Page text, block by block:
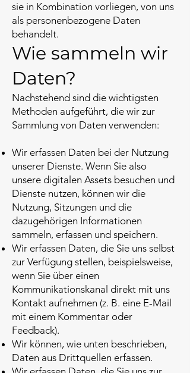
sie in Kombination vorliegen, von uns
als personenbezogene Daten
behandelt.
Wie sammeln wir
Daten?
Nachstehend sind die wichtigsten
Methoden aufgeführt, die wir zur
Sammlung von Daten verwenden:
Wir erfassen Daten bei der Nutzung
unserer Dienste. Wenn Sie also
unsere digitalen Assets besuchen und
Dienste nutzen, können wir die
Nutzung, Sitzungen und die
dazugehörigen Informationen
sammeln, erfassen und speichern.
Wir erfassen Daten, die Sie uns selbst
zur Verfügung stellen, beispielsweise,
wenn Sie über einen
Kommunikationskanal direkt mit uns
Kontakt aufnehmen (z. B. eine E-Mail
mit einem Kommentar oder
Feedback).
Wir können, wie unten beschrieben,
Daten aus Drittquellen erfassen.